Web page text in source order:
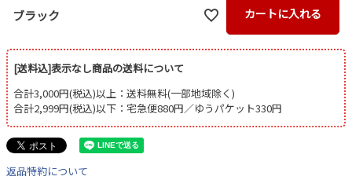
ブラック カートに入れる
[送料込]表示なし商品の送料について
合計3,000円(税込)以上：送料無料(一部地域除く)
合計2,999円(税込)以下：宅急便880円／ゆうパケット330円
返品特約について